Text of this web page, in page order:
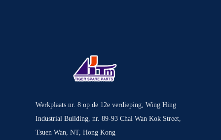
Werkplaats nr. 8 op de 12e verdieping, Wing Hing
Industrial Building, nr. 89-93 Chai Wan Kok Street,
Tsuen Wan, NT, Hong Kong